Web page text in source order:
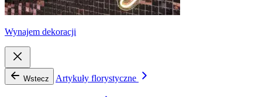
Wynajem dekoracji
Wstecz Artykuły florystyczne